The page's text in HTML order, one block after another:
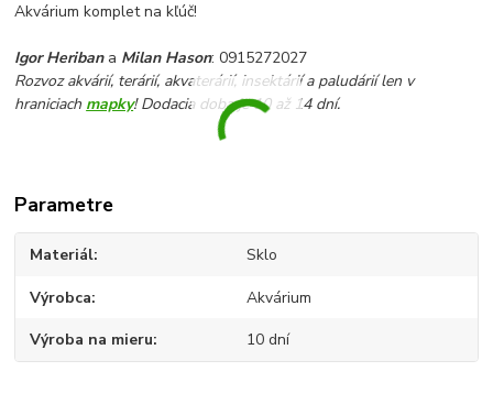
Akvárium komplet na kľúč!
Igor Heribana Milan Hason: 0915272027
Rozvoz akvárií, terárií, akvaterárií, insektárií a paludárií len v
hraniciach mapky! Dodacia doba je 10 až 14 dní.
Parametre
Materiál Sklo
Výrobca Akvárium
Výroba na mieru 10 dní